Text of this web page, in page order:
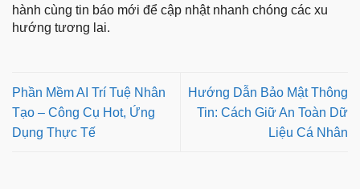
hành cùng tin báo mới để cập nhật nhanh chóng các xu
hướng tương lai.
Phần Mềm AI Trí Tuệ Nhân
Tạo – Công Cụ Hot, Ứng
Dụng Thực Tế
Hướng Dẫn Bảo Mật Thông
Tin: Cách Giữ An Toàn Dữ
Liệu Cá Nhân